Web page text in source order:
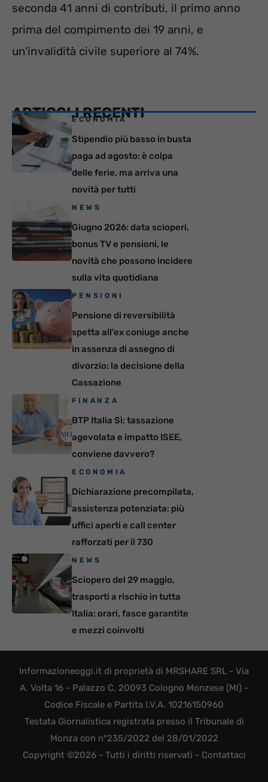
seconda 41 anni di contributi, il primo anno
prima del compimento dei 19 anni, e
un’invalidità civile superiore al 74%.
ARTICOLI RECENTI
ECONOMIA
Stipendio più basso in busta
paga ad agosto: è colpa
delle ferie, ma arriva una
novità per tutti
NEWS
Giugno 2026: data scioperi,
bonus TV e pensioni, le
novità che possono incidere
sulla vita quotidiana
PENSIONI
Pensione di reversibilità
spetta all’ex coniuge anche
in assenza di assegno di
divorzio: la decisione della
Cassazione
FINANZA
BTP Italia Sì: tassazione
agevolata e impatto ISEE,
conviene davvero?
ECONOMIA
Dichiarazione precompilata,
assistenza potenziata: più
uffici aperti e call center
rafforzati per il 730
NEWS
Sciopero del 29 maggio,
trasporti a rischio in tutta
Italia: orari, fasce garantite
e mezzi coinvolti
Informazioneoggi.it di proprietà di MRSHARE SRL - Via
A. Volta 16 - Palazzo C, 20093 Cologno Monzese (MI) -
Codice Fiscale e Partita I.V.A. 10216150960
Testata Giornalistica registrata presso il Tribunale di
Monza con n°235/2022 del 28/01/2022
Copyright ©2026 - Tutti i diritti riservati - Contattaci